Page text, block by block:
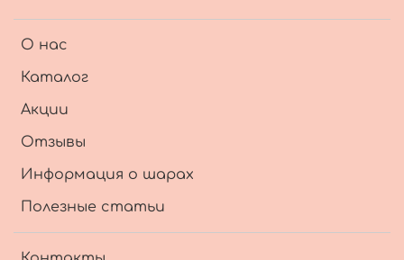
О нас
Каталог
Акции
Отзывы
Информация о шарах
Полезные статьи